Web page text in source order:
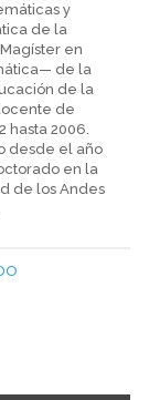
y
de la
en
de la
de la
de
hasta 2006.
desde el año
en la
de los Andes